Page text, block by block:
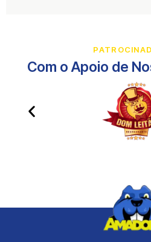
Com o Apoio de